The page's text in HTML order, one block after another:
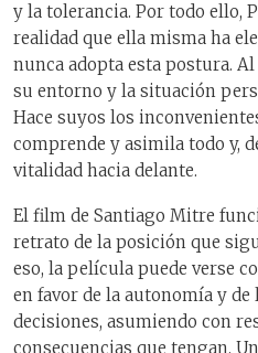
y la tolerancia. Por todo ello,
realidad que ella misma ha
nunca adopta esta postura.
su entorno y la situación
Hace suyos los
comprende y asimila todo y,
vitalidad hacia delante.
El film de Santiago Mitre
retrato de la posición que
eso, la película puede verse
en favor de la autonomía y
decisiones, asumiendo con
consecuencias que tengan.